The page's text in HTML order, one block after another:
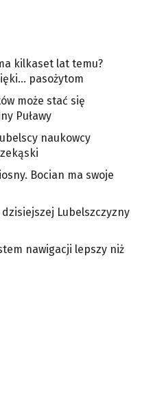
kilkaset lat temu?
pasożytom
może stać się
Puławy
naukowcy
Bocian ma swoje
Lubelszczyzny
nawigacji lepszy niż